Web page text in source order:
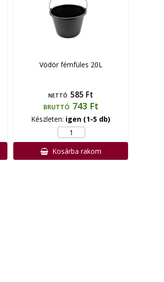
Vödör fémfüles 20L
NETTÓ 585 Ft
BRUTTÓ 743 Ft
Készleten: igen (1-5 db)
Kosárba rakom